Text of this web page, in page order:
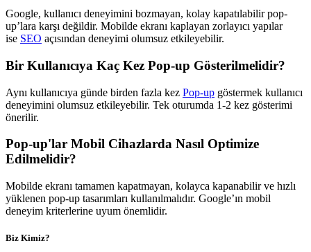
Google, kullanıcı deneyimini bozmayan, kolay kapatılabilir pop-
up’lara karşı değildir. Mobilde ekranı kaplayan zorlayıcı yapılar
ise SEO açısından deneyimi olumsuz etkileyebilir.
Bir Kullanıcıya Kaç Kez Pop-up Gösterilmelidir?
Aynı kullanıcıya günde birden fazla kez Pop-up göstermek kullanıcı
deneyimini olumsuz etkileyebilir. Tek oturumda 1-2 kez gösterimi
önerilir.
Pop-up'lar Mobil Cihazlarda Nasıl Optimize
Edilmelidir?
Mobilde ekranı tamamen kapatmayan, kolayca kapanabilir ve hızlı
yüklenen pop-up tasarımları kullanılmalıdır. Google’ın mobil
deneyim kriterlerine uyum önemlidir.
Biz Kimiz?